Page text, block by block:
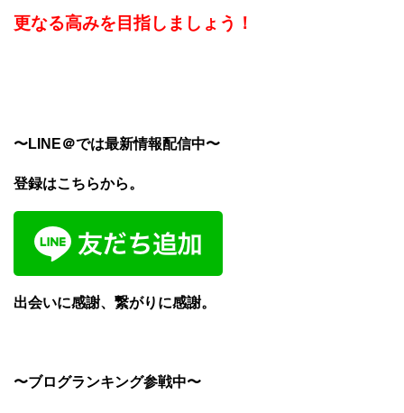
更なる高みを目指しましょう！
〜LINE＠では最新情報配信中〜
登録はこちらから。
出会いに感謝、繋がりに感謝。
〜ブログランキング参戦中〜